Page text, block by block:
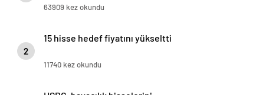
63909 kez okundu
2
15 hisse hedef fiyatını yükseltti
11740 kez okundu